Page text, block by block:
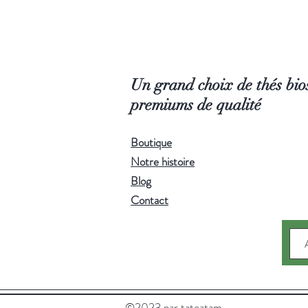
Un grand choix de thés
premiums de qualité
Boutique
Notre histoire
Blog
Contact